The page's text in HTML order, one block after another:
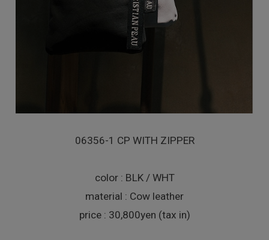
06356-1 CP WITH ZIPPER
color : BLK / WHT
material : Cow leather
price : 30,800yen (tax in)